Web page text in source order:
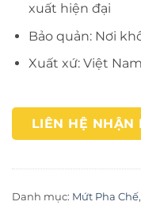
xuất hiện đại
Bảo quản: Nơi
Xuất xứ: Việt Nam
LIÊN HỆ NHẬN
Danh mục: Mứt Pha Chế,